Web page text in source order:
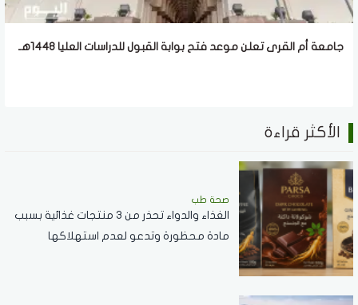
جامعة أم القرى تعلن موعد فتح بوابة القبول للدراسات العليا 1448هـ
الأكثر قراءة
صحة طب
الغذاء والدواء تحذر من 3 منتجات غذائية بسبب
مادة محظورة وتدعو لعدم استهلاكها